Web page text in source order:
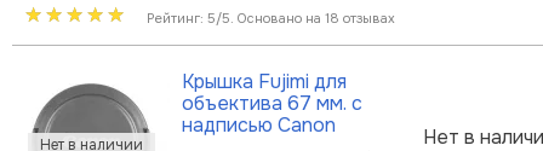
Рейтинг: 5/5. Основано на 18 отзывах
Нет в
Крышка Fujimi для
объектива 67 мм. с
надписью Canon